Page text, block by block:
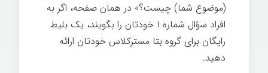
(موضوع شما) چیست؟» در همان صفحه، اگر به
افراد سؤال شماره ۱ خودتان را بگویند، یک بلیط
رایگان برای گروه بتا مسترکلاس خودتان ارائه
دهید.